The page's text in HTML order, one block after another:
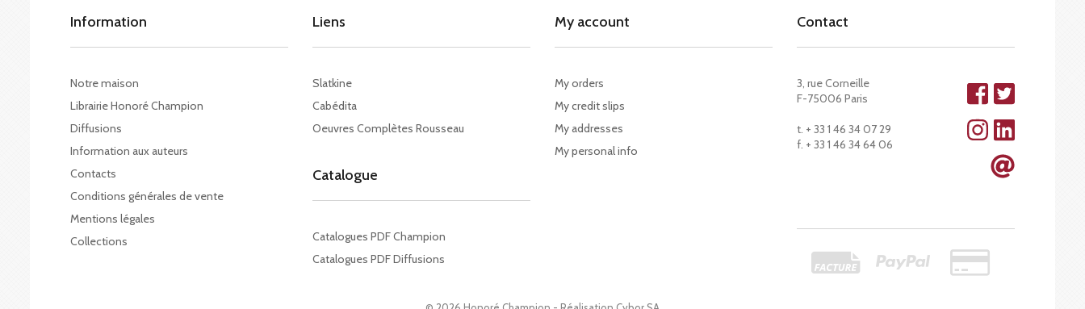
Information
Notre maison
Librairie Honoré Champion
Diffusions
Information aux auteurs
Contacts
Conditions générales de vente
Mentions légales
Collections
Liens
Slatkine
Cabédita
Oeuvres Complètes Rousseau
Catalogue
Catalogues PDF Champion
Catalogues PDF Diffusions
My account
My orders
My credit slips
My addresses
My personal info
Contact
3, rue Corneille
F-75006 Paris
t. + 33 1 46 34 07 29
f. + 33 1 46 34 64 06